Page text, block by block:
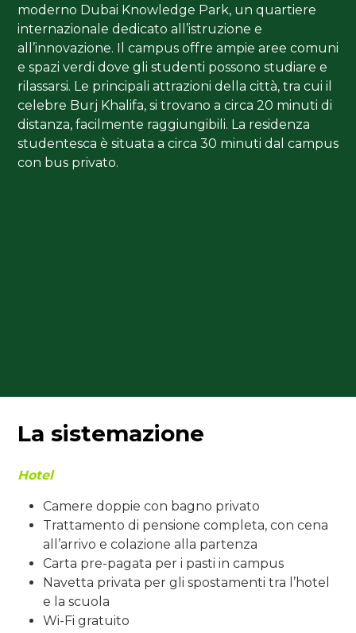
moderno Dubai Knowledge Park, un quartiere
internazionale dedicato all’istruzione e
all’innovazione. Il campus offre ampie aree comuni
e spazi verdi dove gli studenti possono studiare e
rilassarsi. Le principali attrazioni della città, tra cui il
celebre Burj Khalifa, si trovano a circa 20 minuti di
distanza, facilmente raggiungibili. La residenza
studentesca è situata a circa 30 minuti dal campus
con bus privato.
La sistemazione
Hotel
Camere doppie con bagno privato
Trattamento di pensione completa, con cena
all’arrivo e colazione alla partenza
Carta pre-pagata per i pasti in campus
Navetta privata per gli spostamenti tra l’hotel
e la scuola
Wi-Fi gratuito